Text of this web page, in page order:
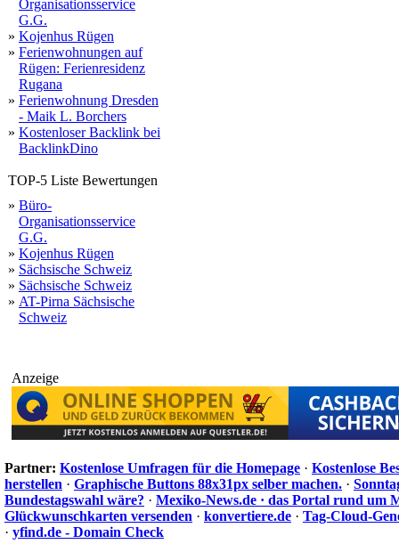
Organisationsservice
G.G.
» Kojenhus Rügen
» Ferienwohnungen auf
Rügen: Ferienresidenz
Rugana
» Ferienwohnung Dresden
- Maik L. Borchers
» Kostenloser Backlink bei
BacklinkDino
TOP-5 Liste Bewertungen
» Büro-
Organisationsservice
G.G.
» Kojenhus Rügen
» Sächsische Schweiz
» Sächsische Schweiz
» AT-Pirna Sächsische
Schweiz
Anzeige
Partner: Kostenlose Umfragen für die Homepage · Kostenlose
herstellen · Graphische Buttons 88x31px selber machen. ·
Bundestagswahl wäre? · Mexiko-News.de · das Portal rund um
Glückwunschkarten versenden · konvertiere.de · Tag-Cloud-
· yfind.de - Domain Check